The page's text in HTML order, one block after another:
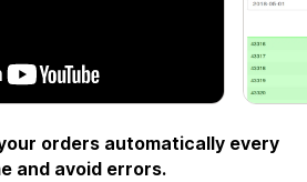
orders automatically every
and avoid errors.